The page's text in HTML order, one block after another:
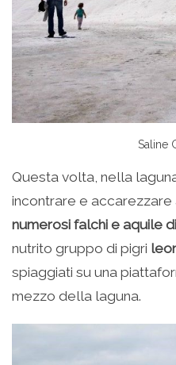
Saline
Questa volta, nella
incontrare e
numerosi falchi e aquile
nutrito gruppo di pigri
spiaggiati su una
mezzo della laguna.